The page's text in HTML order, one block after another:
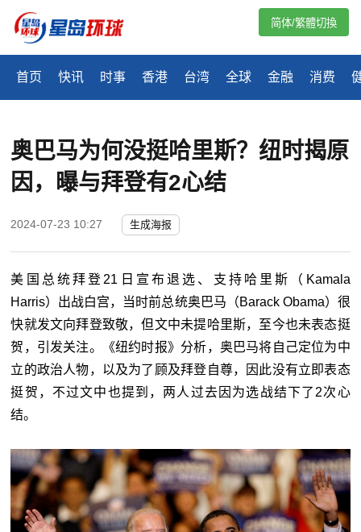
首页 快讯 时事 香港 台湾 全球 金融 消费
简体/繁體切換
奥巴马为何没挺哈里斯？纽时揭原
因，曝与拜登有2心结
2024-07-23 10:27 生成海报
美国总统拜登 21日宣布退选、支持哈里斯（Kamala
Harris）出战白宫，当时前总统奥巴马 （Barack Obama）很
快就发文向拜登致敬，但文中未提哈里斯，至今也未表态挺
贺，引发关注。《纽约时报》分析， 奥巴马将自己定位为中
立的政治人物，以及为了顾及拜登自尊，因此没有立即表态
挺贺，不过文中也提到，两人过去因为选战结下了2次心
结。